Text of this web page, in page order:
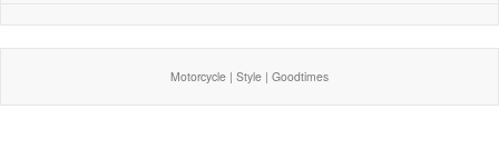
Motorcycle | Style | Goodtimes